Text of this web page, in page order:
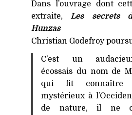
Dans l’ouvrage dont
extraite,Les secrets
Hunzas
Christian Godefroy
C’est un
écossais du nom de
qui fit connaître
mystérieux à
de nature, il ne